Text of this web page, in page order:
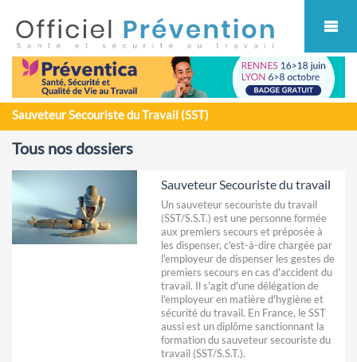
Sauveteur Secouriste du Travail (SST)
Tous nos dossiers
Sauveteur Secouriste du travail
Un sauveteur secouriste du travail
(SST/S.S.T.) est une personne formée
aux premiers secours et préposée à
les dispenser, c'est-à-dire chargée par
l'employeur de dispenser les gestes de
premiers secours en cas d'accident du
travail. Il s'agit d'une délégation de
l'employeur en matière d'hygiène et
sécurité du travail. En France, le SST
aussi est un diplôme sanctionnant la
formation du sauveteur secouriste du
travail (SST/S.S.T.).